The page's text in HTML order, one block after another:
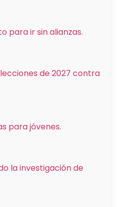
para ir sin alianzas.
de 2027 contra
para jóvenes.
la investigación de